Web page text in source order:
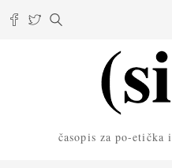
časopis za po-